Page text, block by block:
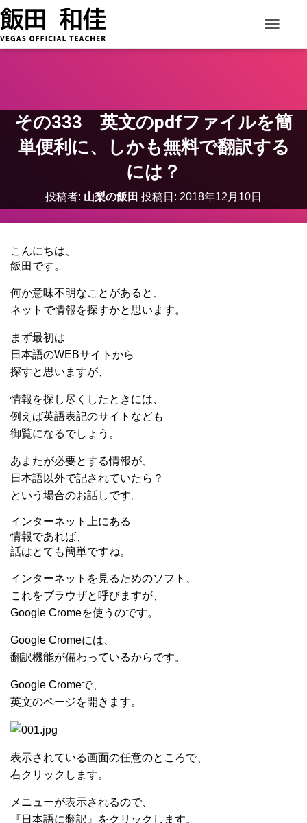
その333 英文のpdfファイルを簡
単便利に、しかも無料で翻訳する
には？
投稿者: 山梨の飯田 投稿日: 2018年12月10日
こんにちは、
飯田です。
何か意味不明なことがあると、
ネットで情報を探すかと思います。
まず最初は
日本語のWEBサイトから
探すと思いますが、
情報を探し尽くしたときには、
例えば英語表記のサイトなども
御覧になるでしょう。
あまたが必要とする情報が、
日本語以外で記されていたら？
という場合のお話しです。
インターネット上にある
情報であれば、
話はとても簡単ですね。
インターネットを見るためのソフト、
これをブラウザと呼びますが、
Google Cromeを使うのです。
Google Cromeには、
翻訳機能が備わっているからです。
Google Cromeで、
英文のページを開きます。
表示されている画面の任意のところで、
右クリックします。
メニューが表示されるので、
『日本語に翻訳』をクリックします。